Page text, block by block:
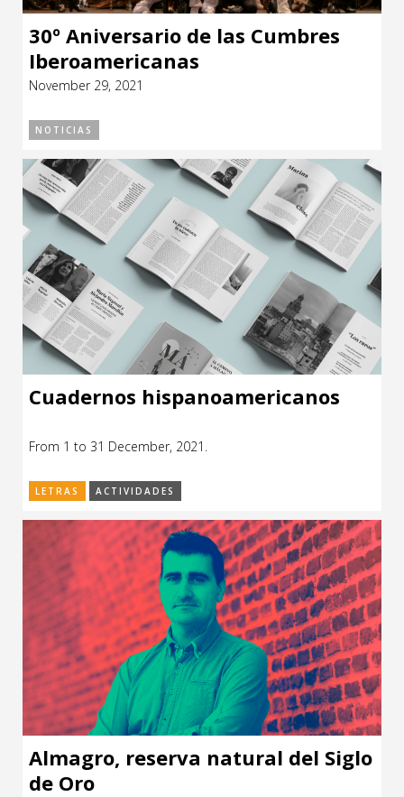
30º Aniversario de las Cumbres
Iberoamericanas
November 29, 2021
NOTICIAS
Cuadernos hispanoamericanos
From 1 to 31 December, 2021.
LETRAS ACTIVIDADES
Almagro, reserva natural del Siglo
de Oro